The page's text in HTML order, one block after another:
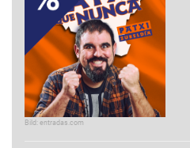
Bild: entradas.com